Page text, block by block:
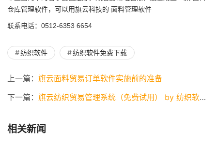
仓库管理软件，可以用旗云科技的 面料管理软件
联系电话：0512-6353 6654
纺织软件 纺织软件免费下载
上一篇： 旗云面料贸易订单软件实施前的准备
下一篇： 旗云纺织贸易管理系统（免费试用） by 纺织软件、盛泽软件、纺织管理软件、纺织ERP、纺织贸易管理软件
相关新闻